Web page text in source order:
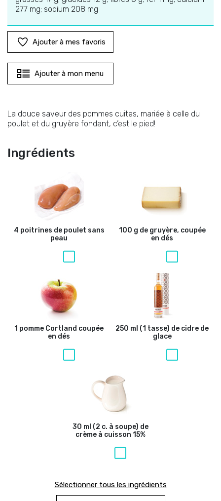
277 mg; sodium 208 mg
Ajouter à mes favoris
Ajouter à mon menu
La douce saveur des pommes cuites, mariée à celle du
poulet et du gruyère fondant, c’est le pied!
Ingrédients
4 poitrines de poulet sans
peau
100 g de gruyère, coupée
en dés
1 pomme Cortland coupée
en dés
250 ml (1 tasse) de cidre de
glace
30 ml (2 c. à soupe) de
crème à cuisson 15%
Sélectionner tous les ingrédients